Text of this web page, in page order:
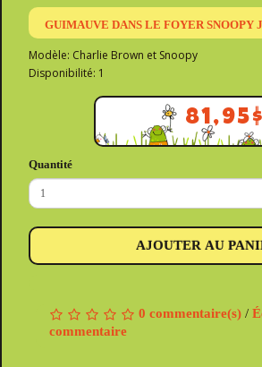
GUIMAUVE DANS LE FOYER SNOOPY
Modèle: Charlie Brown et Snoopy
Disponibilité: 1
81,95$
Quantité
AJOUTER AU
0 commentaire(s) /
commentaire